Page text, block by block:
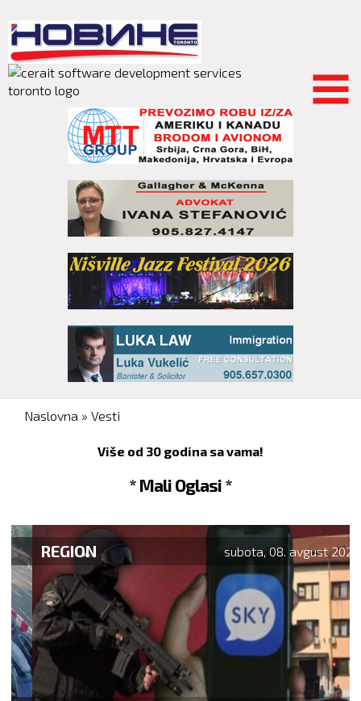
main
content
You are here
Naslovna » Vesti
Više od 30 godina sa vama!
* Mali Oglasi *
REGION subota, 08. avgust 2026.